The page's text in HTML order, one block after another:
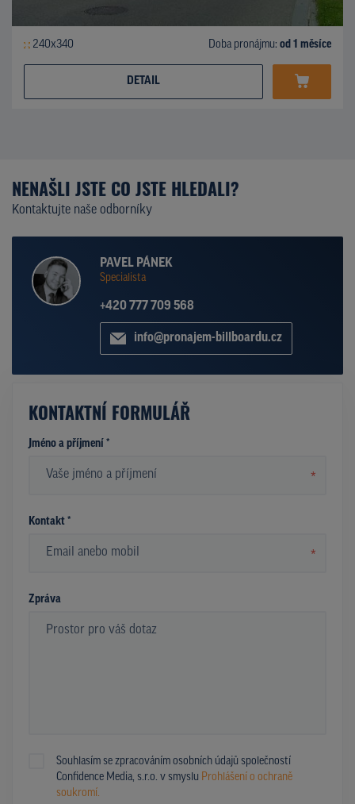
240x340 Doba pronájmu: od 1 měsíce
DETAIL
NENAŠLI JSTE CO JSTE HLEDALI?
Kontaktujte naše odborníky
PAVEL PÁNEK
Specialista
+420 777 709 568
info@pronajem-billboardu.cz
KONTAKTNÍ FORMULÁŘ
Jméno a příjmení *
*
Kontakt *
*
Zpráva
Souhlasím se zpracováním osobních údajů společností
Confidence Media, s.r.o. v smyslu Prohlášení o ochraně
soukromí.